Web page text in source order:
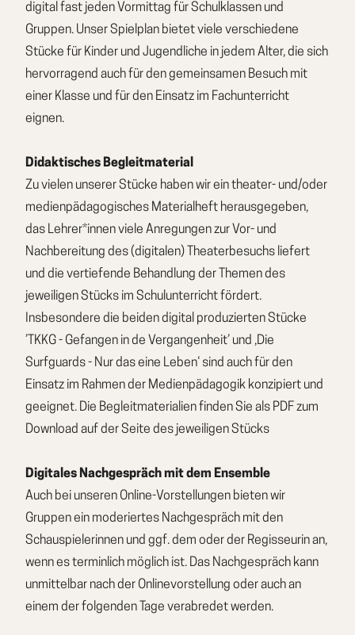
digital fast jeden Vormittag für Schulklassen und
Gruppen. Unser Spielplan bietet viele verschiedene
Stücke für Kinder und Jugendliche in jedem Alter, die sich
hervorragend auch für den gemeinsamen Besuch mit
einer Klasse und für den Einsatz im Fachunterricht
eignen.
Didaktisches Begleitmaterial
Zu vielen unserer Stücke haben wir ein theater- und/oder
medienpädagogisches Materialheft herausgegeben,
das Lehrer*innen viele Anregungen zur Vor- und
Nachbereitung des (digitalen) Theaterbesuchs liefert
und die vertiefende Behandlung der Themen des
jeweiligen Stücks im Schulunterricht fördert.
Insbesondere die beiden digital produzierten Stücke
’TKKG - Gefangen in de Vergangenheit’ und ‚Die
Surfguards - Nur das eine Leben‘ sind auch für den
Einsatz im Rahmen der Medienpädagogik konzipiert und
geeignet. Die Begleitmaterialien finden Sie als PDF zum
Download auf der Seite des jeweiligen Stücks
Digitales Nachgespräch mit dem Ensemble
Auch bei unseren Online-Vorstellungen bieten wir
Gruppen ein moderiertes Nachgespräch mit den
Schauspielerinnen und ggf. dem oder der Regisseurin an,
wenn es terminlich möglich ist. Das Nachgespräch kann
unmittelbar nach der Onlinevorstellung oder auch an
einem der folgenden Tage verabredet werden.